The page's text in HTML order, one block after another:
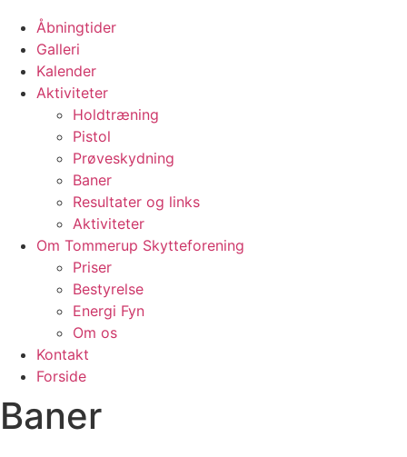
Åbningtider
Galleri
Kalender
Aktiviteter
Holdtræning
Pistol
Prøveskydning
Baner
Resultater og links
Aktiviteter
Om Tommerup Skytteforening
Priser
Bestyrelse
Energi Fyn
Om os
Kontakt
Forside
Baner